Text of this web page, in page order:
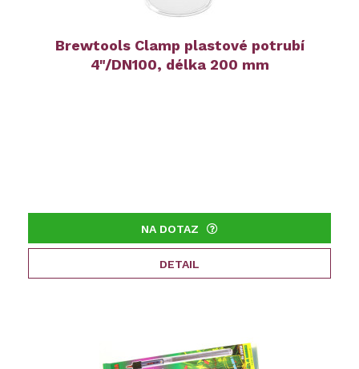
Brewtools Clamp plastové potrubí
4"/DN100, délka 200 mm
NA DOTAZ
DETAIL